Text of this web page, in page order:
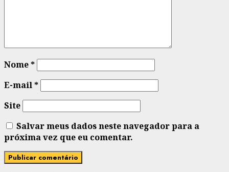
Nome*
E-mail*
Site
Salvar meus dados neste navegador para a
próxima vez que eu comentar.